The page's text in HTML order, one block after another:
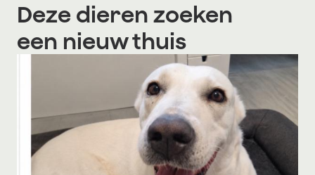
Deze dieren zoeken
een nieuw thuis